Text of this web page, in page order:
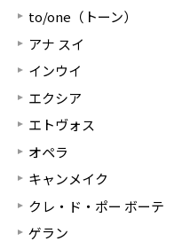
to/one（トーン）
アナ スイ
インウイ
エクシア
エトヴォス
オペラ
キャンメイク
クレ・ド・ポー ボーテ
ゲラン